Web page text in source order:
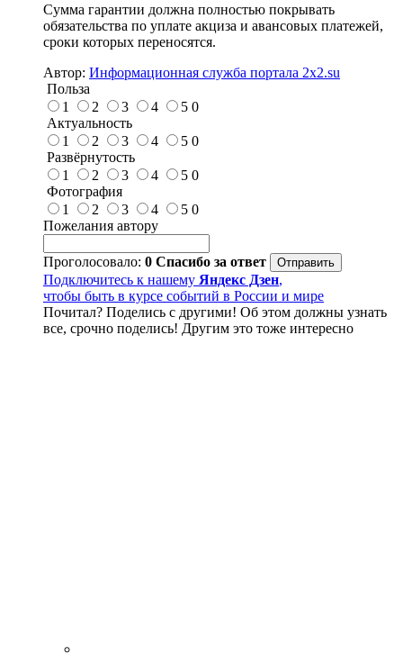
Сумма гарантии должна полностью покрывать
обязательства по уплате акциза и авансовых платежей,
сроки которых переносятся.
Автор: Информационная служба портала 2x2.su
Польза
1
2 3 4 5 0
Актуальность
1
2 3 4 5 0
Развёрнутость
1
2 3 4 5 0
Фотография
1
2 3 4 5 0
Пожелания автору
Проголосовало: 0 Спасибо за ответ
Подключитесь к нашему Яндекс Дзен,
чтобы быть в курсе событий в России и мире
Почитал? Поделись с другими! Об этом должны узнать
все, срочно поделись! Другим это тоже интересно